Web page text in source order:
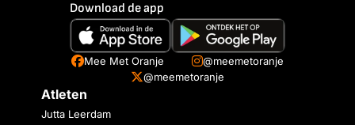
Download de app
Mee Met Oranje
@meemetoranje
@meemetoranje
Atleten
Jutta Leerdam